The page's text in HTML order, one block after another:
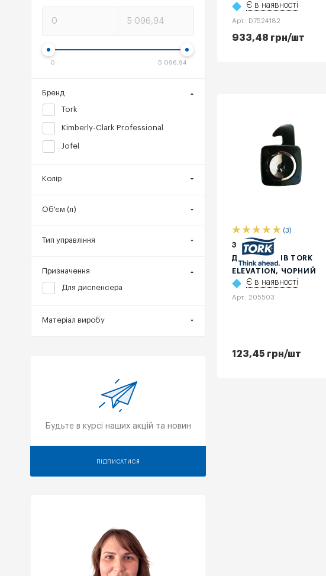
Є в наявності
Арт.: D7524182
933,48 грн/шт
(3)
ЗАМОК ДЛЯ
ДИСПЕНСЕРІВ ТОRK
ELEVATION, ЧОРНИЙ
Є в наявності
Арт.: 205503
123,45 грн/шт
0 5 096,94
Бренд
Tork
Kimberly-Clark Professional
Jofel
Колір
Об'єм (л)
Тип управління
Призначення
Для диспенсера
Матеріал виробу
Будьте в курсі наших акцій та новин
ПІДПИСАТИСЯ